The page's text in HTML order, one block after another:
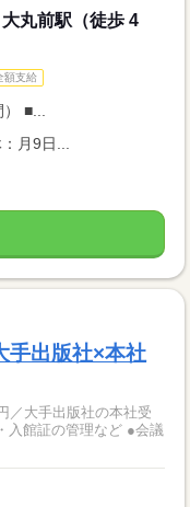
丸前駅（徒歩 4
額支給
■...
月9日...
手出版社×本社
／大手出版社の本社受
入館証の管理など ●会議